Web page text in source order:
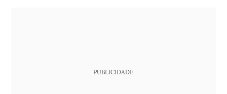
PUBLICIDADE